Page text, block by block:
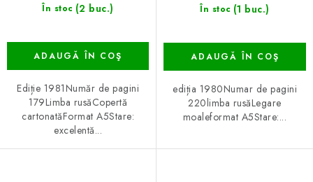
În stoc (2 buc.)
ADAUGĂ ÎN COŞ
Ediție 1981Număr de pagini
179Limba rusăCopertă
cartonatăFormat A5Stare:
excelentă...
În stoc (1 buc.)
ADAUGĂ ÎN COŞ
ediția 1980Numar de pagini
220limba rusăLegare
moaleformat A5Stare:...